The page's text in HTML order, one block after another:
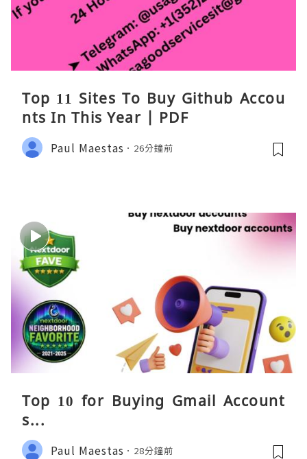
Top 11 Sites To Buy Github Accou
nts In This Year | PDF
Paul Maestas 26分鐘前
Top 10 for Buying Gmail Account
s...
Paul Maestas 28分鐘前